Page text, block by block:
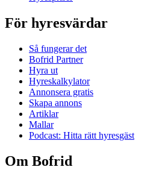
För hyresvärdar
Så fungerar det
Bofrid Partner
Hyra ut
Hyreskalkylator
Annonsera gratis
Skapa annons
Artiklar
Mallar
Podcast: Hitta rätt hyresgäst
Om Bofrid